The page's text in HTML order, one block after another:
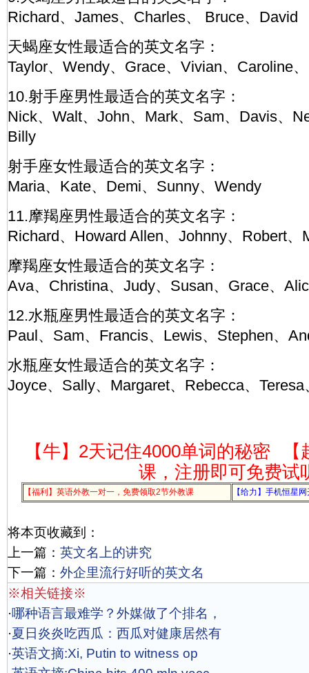
Richard、James、Charles、 Bruce、David
天蝎座女性最适合的英文名字：
Taylor、Wendy、Grace、Vivian、Caroline
10.射手座男性最适合的英文名字：
Nick、Walt、John、Mark、Sam、Davis、
Billy
射手座女性最适合的英文名字：
Maria、Kate、Demi、Sunny、Wendy
11.摩羯座男性最适合的英文名字：
Richard、Howard Allen、Johnny、Robert、
摩羯座女性最适合的英文名字：
Ava、Christina、Judy、Susan、Grace、
12.水瓶座男性最适合的英文名字：
Paul、Sam、Francis、Lewis、Stephen、
水瓶座女性最适合的英文名字：
Joyce、Sally、Margaret、Rebecca、
【牛】2天记住4000单词的秘密
课，注册即可免费试
【福利】英语外教一对一，免费领取2节外教课 【给力】手机恒星
将本页收藏到：
上一篇： 英文名上的讲究
下一篇： 外企里流行好听的英文名
※相关链接※
·哪种语言最难学？外媒做了个排名，
·夏日炎炎吃西瓜：西瓜对健康居然有
·英语文摘:Xi, Putin to witness op